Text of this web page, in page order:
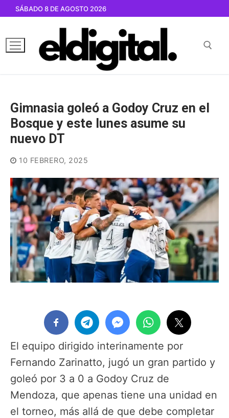
contenido
SÁBADO 8 DE AGOSTO 2026
Gimnasia goleó a Godoy Cruz en el
Bosque y este lunes asume su
nuevo DT
10 FEBRERO, 2025
El equipo dirigido interinamente por
Fernando Zarinatto, jugó un gran partido y
goleó por 3 a 0 a Godoy Cruz de
Mendoza, que apenas tiene una unidad en
el torneo, más allá de que debe completar